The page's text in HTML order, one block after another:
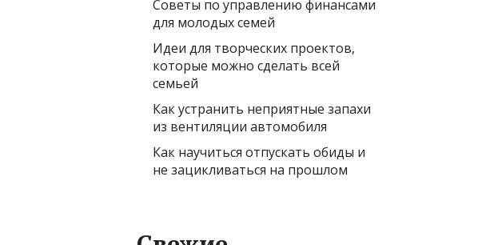
Советы по управлению финансами
для молодых семей
Идеи для творческих проектов,
которые можно сделать всей
семьей
Как устранить неприятные запахи
из вентиляции автомобиля
Как научиться отпускать обиды и
не зацикливаться на прошлом